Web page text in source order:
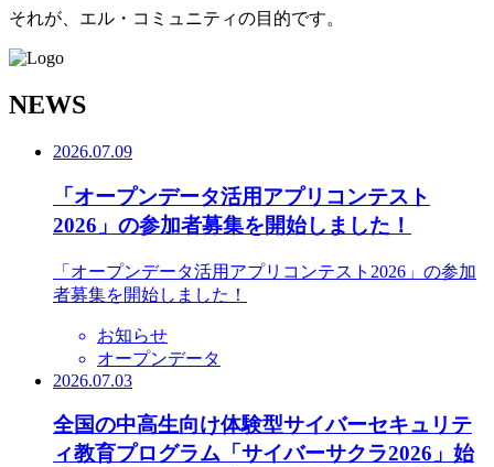
それが、エル・コミュニティの目的です。
NEWS
2026.07.09
「オープンデータ活用アプリコンテスト
2026」の参加者募集を開始しました！
「オープンデータ活用アプリコンテスト2026」の参加
者募集を開始しました！
お知らせ
オープンデータ
2026.07.03
全国の中高生向け体験型サイバーセキュリテ
ィ教育プログラム「サイバーサクラ2026」始